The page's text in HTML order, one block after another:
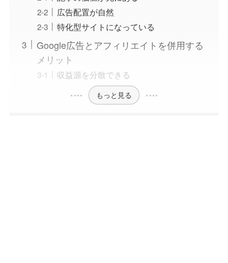
広告配置が自然
特化型サイトになっている
Google広告とアフィリエイトを併用する
メリット
収益源を分散できる
もっと見る